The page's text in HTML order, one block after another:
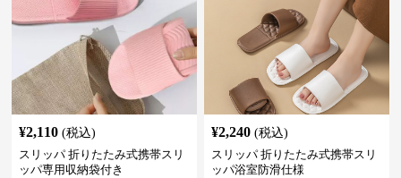
¥2,110 (税込)
スリッパ 折りたたみ式携帯スリ
ッパ専用収納袋付き
¥2,240 (税込)
スリッパ 折りたたみ式携帯スリ
ッパ浴室防滑仕様